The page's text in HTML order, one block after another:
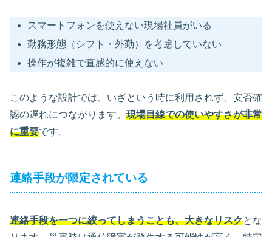
スマートフォンを使えない現場社員がいる
勤務形態（シフト・外勤）を考慮していない
操作が複雑で直感的に使えない
このような設計では、いざという時に利用されず、安否確
認の遅れにつながります。 現場目線での使いやすさが非常
に重要です。
連絡手段が限定されている
連絡手段を一つに絞ってしまうことも、大きなリスクとな